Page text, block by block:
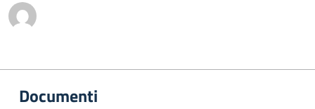
Documenti